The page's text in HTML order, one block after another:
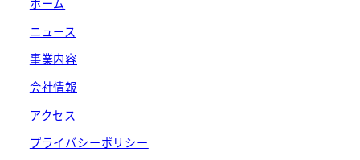
ホーム
ニュース
事業内容
会社情報
アクセス
プライバシーポリシー